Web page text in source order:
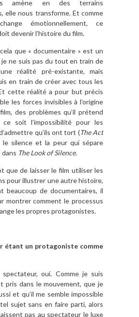
amène en des terrains
elle nous transforme. Et comme
émotionnellement, ce
devenir l’histoire du film.
que « documentaire » est un
je ne suis pas du tout en train de
réalité pré-existante, mais
en train de créer avec tous les
cette réalité a pour but précis
les forces invisibles à l’origine
des problèmes qu’il prétend
soit l’impossibilité pour les
qu’ils ont tort (The Act
le silence et la peur qui sépare
The Look of Silence.
que de laisser le film utiliser les
pour illustrer une autre histoire,
beaucoup de documentaires, il
montrer comment le processus
les propres protagonistes.
étant un protagoniste comme
spectateur, oui. Comme je suis
pris dans le mouvement, que je
et qu’il me semble impossible
sujet sans en faire parti, alors
pas au spectateur le luxe